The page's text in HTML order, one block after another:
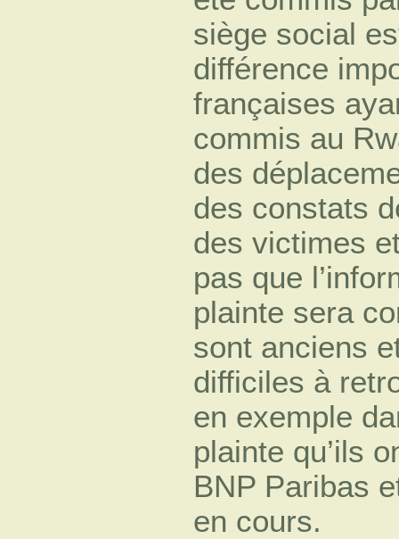
siège social
différence
françaises
commis au
des
des constats
des victimes
pas que
plainte sera
sont anciens
difficiles à
en exemple
plainte qu’ils
BNP Paribas
en cours.